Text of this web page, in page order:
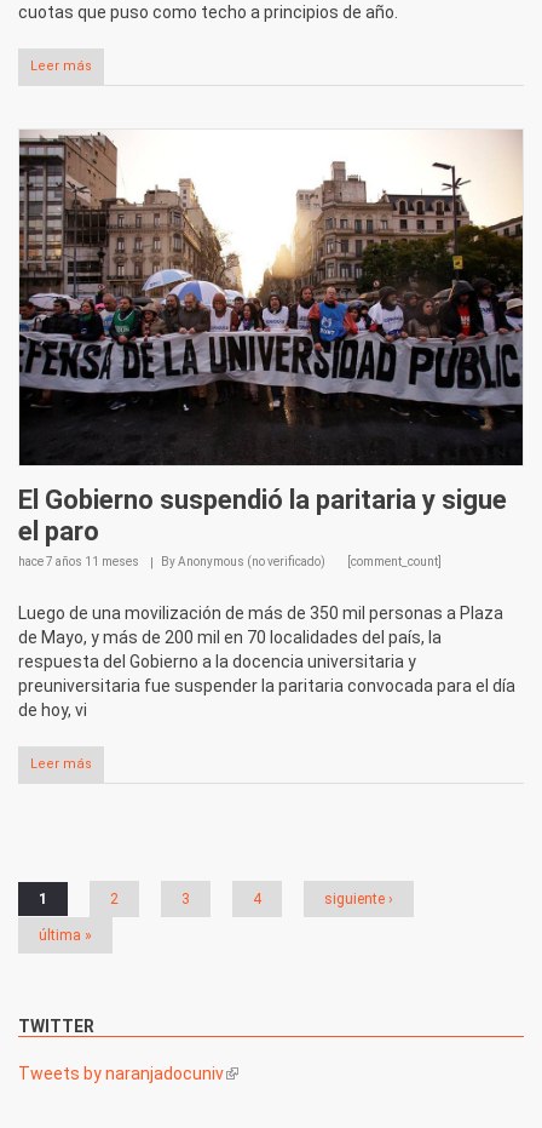
cuotas que puso como techo a principios de año.
Leer más
El Gobierno suspendió la paritaria y sigue
el paro
hace7 años 11 meses ByAnonymous (no verificado) [comment_count]
Luego de una movilización de más de 350 mil personas a Plaza
de Mayo, y más de 200 mil en 70 localidades del país, la
respuesta del Gobierno a la docencia universitaria y
preuniversitaria fue suspender la paritaria convocada para el día
de hoy, vi
Leer más
Páginas
1 2 3 4 siguiente ›
última »
TWITTER
Tweets by naranjadocuniv(link is external)